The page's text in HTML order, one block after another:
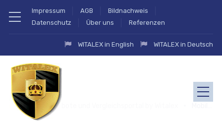
Impressum AGB
Bildnachweis
Datenschutz
Über uns Referenzen
WITALEX in English WITALEX in Deutsch
zahlung.eu Angebote und Vergleichsportal by Witalex